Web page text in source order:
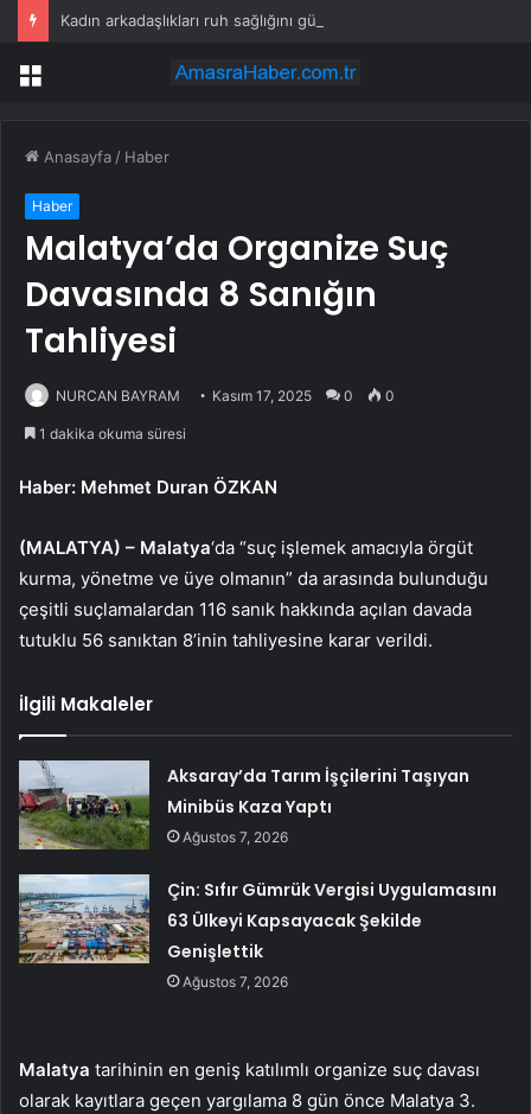
Kadın arkadaşlıkları ruh sağlığını güçlendiriyor
Menü
Anasayfa / Haber
Haber
Malatya’da Organize Suç
Davasında 8 Sanığın
Tahliyesi
NURCAN BAYRAM Kasım 17, 2025 0 0
1 dakika okuma süresi
Haber: Mehmet Duran ÖZKAN
(MALATYA) – Malatya‘da “suç işlemek amacıyla örgüt
kurma, yönetme ve üye olmanın” da arasında bulunduğu
çeşitli suçlamalardan 116 sanık hakkında açılan davada
tutuklu 56 sanıktan 8’inin tahliyesine karar verildi.
İlgili Makaleler
Aksaray’da Tarım İşçilerini Taşıyan
Minibüs Kaza Yaptı
Ağustos 7, 2026
Çin: Sıfır Gümrük Vergisi Uygulamasını
63 Ülkeyi Kapsayacak Şekilde
Genişlettik
Ağustos 7, 2026
Malatya tarihinin en geniş katılımlı organize suç davası
olarak kayıtlara geçen yargılama 8 gün önce Malatya 3.